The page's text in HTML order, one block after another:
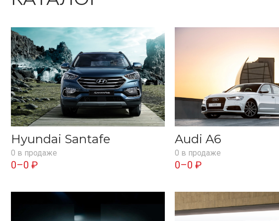
Hyundai Santafe
0 в продаже
0–0 ₽
Audi A6
0 в продаже
0–0 ₽